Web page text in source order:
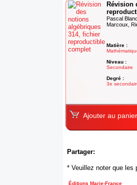
Révision
Pascal
Marcoux,
Matière :
Niveau :
Secondaire
Degré :
3e
Ajouter au panier
Partager:
* Veuillez noter que les
Éditions Marie-France